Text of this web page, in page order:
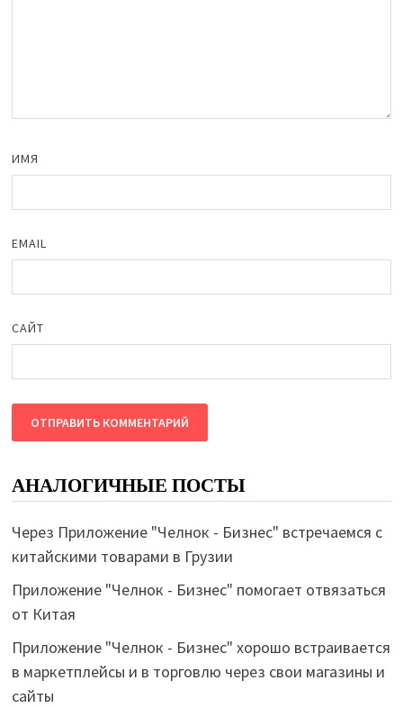
ИМЯ
EMAIL
САЙТ
АНАЛОГИЧНЫЕ ПОСТЫ
Через Приложение "Челнок - Бизнес" встречаемся с
китайскими товарами в Грузии
Приложение "Челнок - Бизнес" помогает отвязаться
от Китая
Приложение "Челнок - Бизнес" хорошо встраивается
в маркетплейсы и в торговлю через свои магазины и
сайты